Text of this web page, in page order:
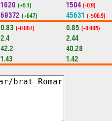
1620 (+5.1) 1504 (-0.9)
69372 (+647) 45631 (-506.9)
0.83 (-0.007) 0.85 (-0.005)
2.4 2.44
42.2 40.28
1.43 1.42